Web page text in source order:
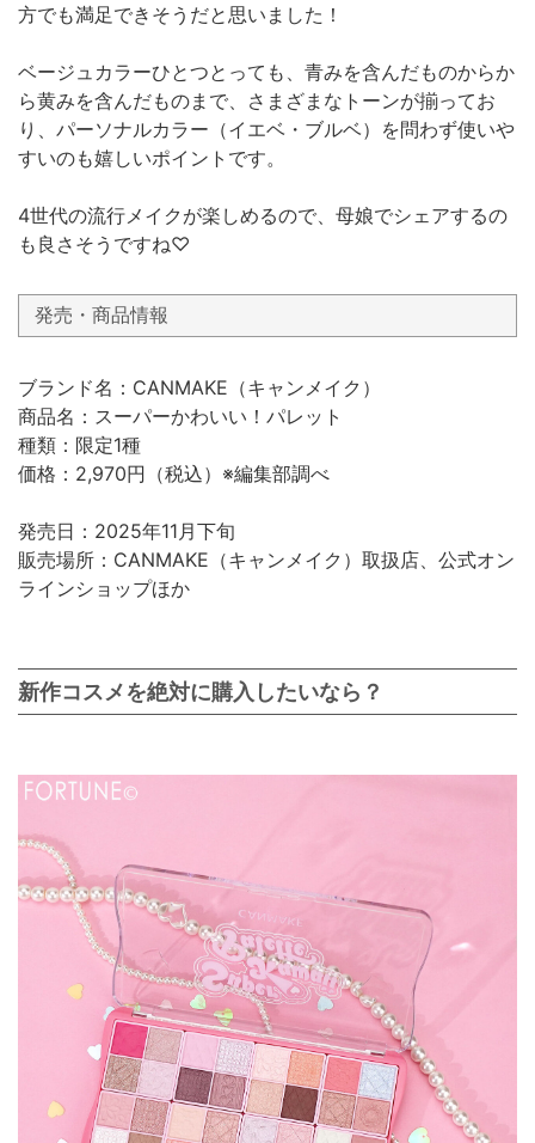
方でも満足できそうだと思いました！
ベージュカラーひとつとっても、青みを含んだものからか
ら黄みを含んだものまで、さまざまなトーンが揃ってお
り、パーソナルカラー（イエベ・ブルベ）を問わず使いや
すいのも嬉しいポイントです。
4世代の流行メイクが楽しめるので、母娘でシェアするの
も良さそうですね♡
発売・商品情報
ブランド名：CANMAKE（キャンメイク）
商品名：スーパーかわいい！パレット
種類：限定1種
価格：2,970円（税込）※編集部調べ
発売日：2025年11月下旬
販売場所：CANMAKE（キャンメイク）取扱店、公式オン
ラインショップほか
新作コスメを絶対に購入したいなら？